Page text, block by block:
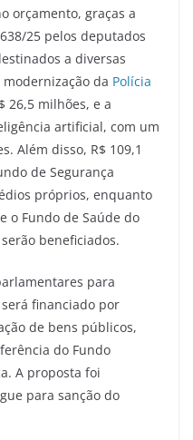
orçamento, graças a
25 pelos deputados
a diversas
da Polícia
26,5 milhões, e a
artificial, com um
Além disso, R$ 109,1
de Segurança
próprios, enquanto
o Fundo de Saúde do
beneficiados.
para
financiado por
de bens públicos,
do Fundo
A proposta foi
para sanção do